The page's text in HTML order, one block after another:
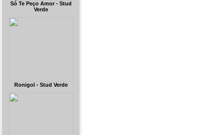
Só Te Peço Amor - Stud
Verde
Ronigol - Stud Verde